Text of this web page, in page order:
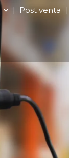
Post venta